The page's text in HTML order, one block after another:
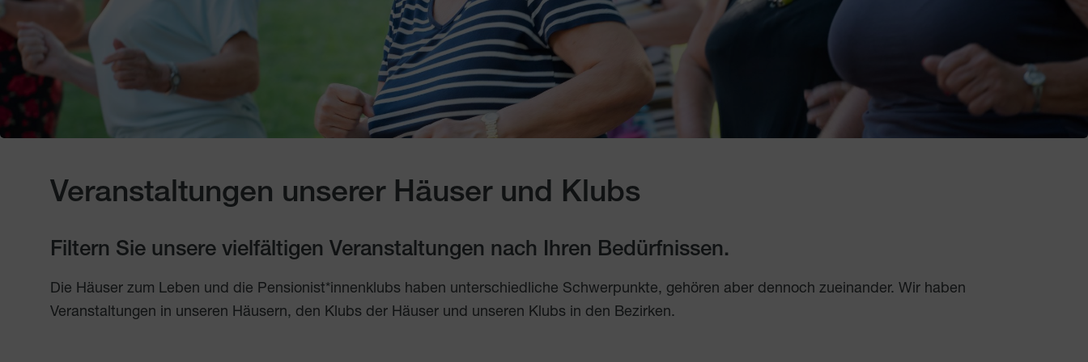
Veranstaltungen unserer Häuser und Klubs
Filtern Sie unsere vielfältigen Veranstaltungen nach Ihren Bedürfnissen.
Die Häuser zum Leben und die Pensionist*innenklubs haben unterschiedliche Schwerpunkte, gehören aber dennoch zueinander. Wir haben
Veranstaltungen in unseren Häusern, den Klubs der Häuser und unseren Klubs in den Bezirken.